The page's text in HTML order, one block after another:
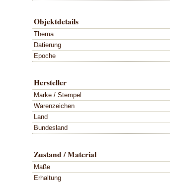
Objektdetails
Thema
Datierung
Epoche
Hersteller
Marke / Stempel
Warenzeichen
Land
Bundesland
Zustand / Material
Maße
Erhaltung